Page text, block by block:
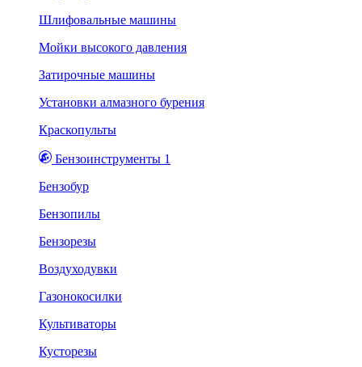
Шлифовальные машины
Мойки высокого давления
Затирочные машины
Установки алмазного бурения
Краскопульты
Бензоинструменты 1
Бензобур
Бензопилы
Бензорезы
Воздуходувки
Газонокосилки
Культиваторы
Кусторезы